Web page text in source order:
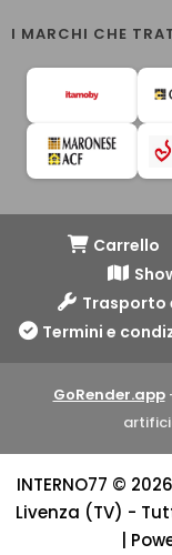
I MARCHI CHE
Carrello
Trasporto
Termini e
GoRender.app
INTERNO77 ©
Livenza (TV) -
|